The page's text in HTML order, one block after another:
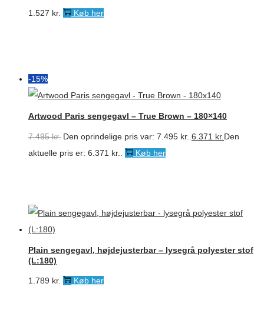
1.527 kr. Køb her
-15%
Artwood Paris sengegavl – True Brown – 180×140
7.495kr. Den oprindelige pris var: 7.495 kr.. 6.371 kr. Den
aktuelle pris er: 6.371 kr..
Køb her
Plain sengegavl, højdejusterbar – lysegrå polyester stof
(L:180)
1.789 kr. Køb her